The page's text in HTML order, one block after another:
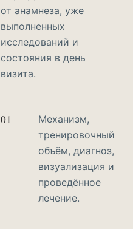
от анамнеза, уже
выполненных
исследований и
состояния в день
визита.
01
Механизм,
тренировочный
объём, диагноз,
визуализация и
проведённое
лечение.